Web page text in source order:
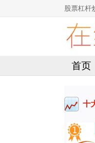
股票杠杆
首页
十